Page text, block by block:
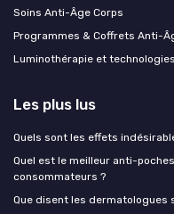
Soins Anti-Âge Corps
Programmes & Coffrets Anti-
Luminothérapie et
Les plus lus
Quels sont les effets
Quel est le meilleur anti-
consommateurs ?
Que disent les dermatologues